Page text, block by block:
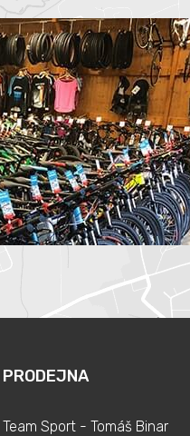
PRODEJNA
Team Sport - Tomáš Binar